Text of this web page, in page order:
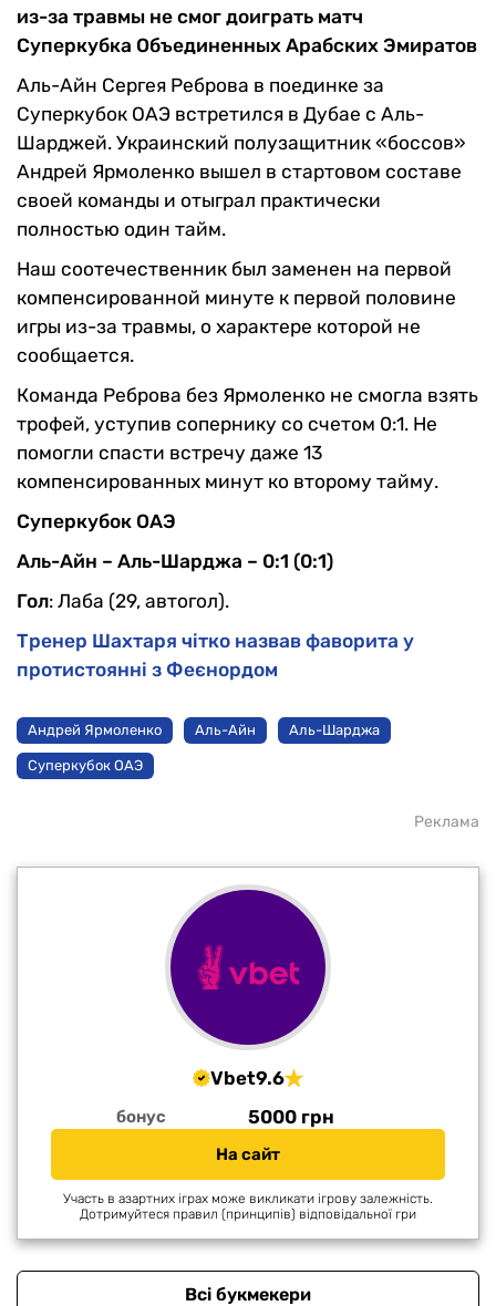
из-за травмы не смог доиграть матч
Суперкубка Объединенных Арабских Эмиратов
Аль-Айн Сергея Реброва в поединке за
Суперкубок ОАЭ встретился в Дубае с Аль-
Шарджей. Украинский полузащитник «боссов»
Андрей Ярмоленко вышел в стартовом составе
своей команды и отыграл практически
полностью один тайм.
Наш соотечественник был заменен на первой
компенсированной минуте к первой половине
игры из-за травмы, о характере которой не
сообщается.
Команда Реброва без Ярмоленко не смогла взять
трофей, уступив сопернику со счетом 0:1. Не
помогли спасти встречу даже 13
компенсированных минут ко второму тайму.
Суперкубок ОАЭ
Аль-Айн – Аль-Шарджа – 0:1 (0:1)
Гол: Лаба (29, автогол).
Тренер Шахтаря чітко назвав фаворита у
протистоянні з Феєнордом
Андрей Ярмоленко Аль-Айн Аль-Шарджа
Суперкубок ОАЭ
Реклама
Vbet9.6
бонус 5000 грн
На сайт
Участь в азартних іграх може викликати ігрову залежність.
Дотримуйтеся правил (принципів) відповідальної гри
Всі букмекери